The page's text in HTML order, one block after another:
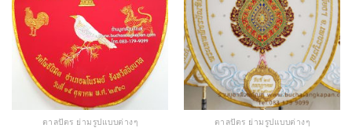
ตาลปัตร ย่ามรูปแบบต่างๆ ตาลปัตร ย่ามรูปแบบต่างๆ